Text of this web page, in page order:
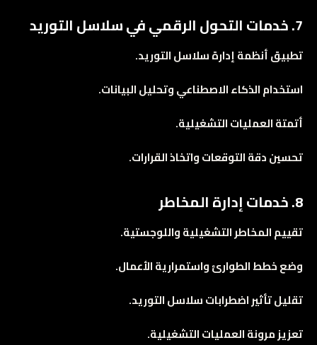
7. خدمات التحول الرقمي في سلاسل التوريد
تطبيق أنظمة إدارة سلاسل التوريد.
استخدام الذكاء الاصطناعي وتحليل البيانات.
أتمتة العمليات التشغيلية.
تحسين دقة التوقعات واتخاذ القرارات.
8. خدمات إدارة المخاطر
تقييم المخاطر التشغيلية واللوجستية.
وضع خطط الطوارئ واستمرارية الأعمال.
تقليل تأثير اضطرابات سلاسل التوريد.
تعزيز مرونة العمليات التشغيلية.